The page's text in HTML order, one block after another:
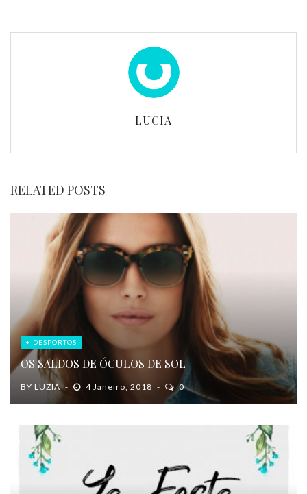
LUCIA
RELATED POSTS
+ DESPORTOS
OS SALDOS DE ÓCULOS DE SOL
BY LUZIA 4 Janeiro, 2018 0